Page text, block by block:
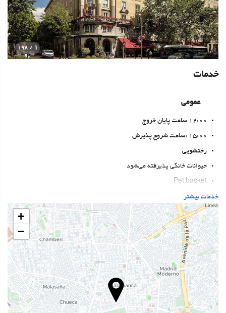
1
/ 198
خدمات
عمومی
12:00 ساعت پایان خروج
15:00 :ساعت شروع پذیرش
رختشویی
حیوانات خانگی پذیرفته می‌شود
Pet basket
Pet bowls
تهویه
سیستم گرمایشی
آسانسور
اتاق‌های غیرسیگاری‌ها
All Spaces Non-Smoking (public and private)
اتاقهای ضد صدا
خدمات بیشتر
+
−